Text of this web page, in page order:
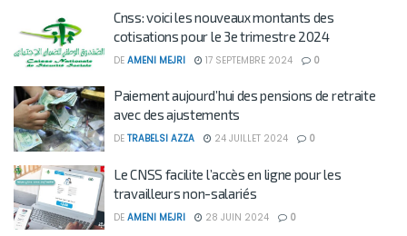
Cnss: voici les nouveaux montants des
cotisations pour le 3e trimestre 2024
DE AMENI MEJRI 17 SEPTEMBRE 2024 0
Paiement aujourd’hui des pensions de retraite
avec des ajustements
DE TRABELSI AZZA 24 JUILLET 2024 0
Le CNSS facilite l’accès en ligne pour les
travailleurs non-salariés
DE AMENI MEJRI 28 JUIN 2024 0